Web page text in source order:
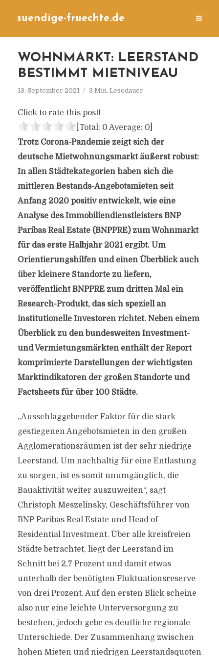
suendige-fruechte.de
WOHNMARKT: LEERSTAND
BESTIMMT MIETNIVEAU
13. September 2021 3 Min. Lesedauer
Click to rate this post!
[Total: 0 Average: 0]
Trotz Corona-Pandemie zeigt sich der
deutsche Mietwohnungsmarkt äußerst robust:
In allen Städtekategorien haben sich die
mittleren Bestands-Angebotsmieten seit
Anfang 2020 positiv entwickelt, wie eine
Analyse des Immobiliendienstleisters BNP
Paribas Real Estate (BNPPRE) zum Wohnmarkt
für das erste Halbjahr 2021 ergibt. Um
Orientierungshilfen und einen Überblick auch
über kleinere Standorte zu liefern,
veröffentlicht BNPPRE zum dritten Mal ein
Research-Produkt, das sich speziell an
institutionelle Investoren richtet. Neben einem
Überblick zu den bundesweiten Investment-
und Vermietungsmärkten enthält der Report
komprimierte Darstellungen der wichtigsten
Marktindikatoren der großen Standorte und
Factsheets für über 100 Städte.
„Ausschlaggebender Faktor für die stark
gestiegenen Angebotsmieten in den großen
Agglomerationsräumen ist der sehr niedrige
Leerstand. Um nachhaltig für eine Entlastung
zu sorgen, ist es somit unumgänglich, die
Bauaktivität weiter auszuweiten“, sagt
Christoph Meszelinsky, Geschäftsführer von
BNP Paribas Real Estate und Head of
Residential Investment. Über alle kreisfreien
Städte betrachtet, liegt der Leerstand im
Schnitt bei 2,7 Prozent und damit etwas
unterhalb der benötigten Fluktuationsreserve
von drei Prozent. Auf den ersten Blick scheine
also nur eine leichte Unterversorgung zu
bestehen, jedoch gebe es deutliche regionale
Unterschiede. Der Zusammenhang zwischen
hohen Mieten und niedrigen Leerstandsquoten